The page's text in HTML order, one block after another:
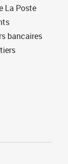
La Poste
bancaires